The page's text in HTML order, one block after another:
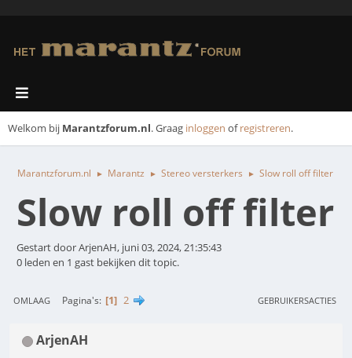
Welkom bij Marantzforum.nl. Graag inloggen ofregistreren.
Marantzforum.nl ► Marantz ► Stereo versterkers ► Slow roll off filter
Slow roll off filter
Gestart door ArjenAH, juni 03, 2024, 21:35:43
0 leden en 1 gast bekijken dit topic.
OMLAAG Pagina's 1 2 GEBRUIKERSACTIES
ArjenAH